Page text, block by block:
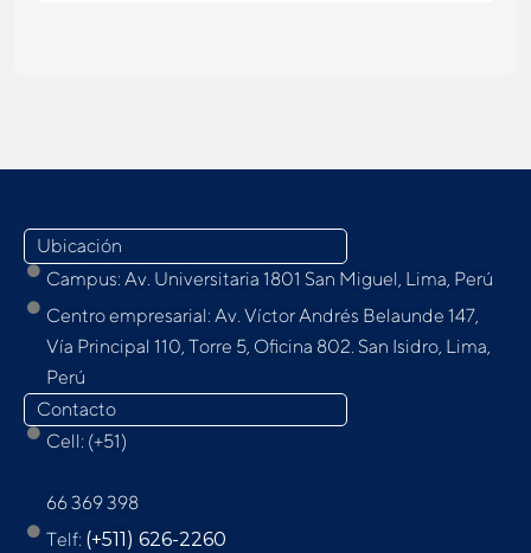
Ubicación
Campus: Av. Universitaria 1801 San Miguel, Lima, Perú
Centro empresarial: Av. Víctor Andrés Belaunde 147,
Vía Principal 110, Torre 5, Oﬁcina 802. San Isidro, Lima,
Perú
Contacto
Cell: (+51)
66 369 398
Telf: (+511) 626-2260